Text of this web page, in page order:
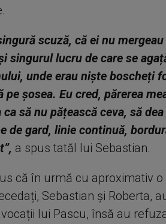
scuză, că ei nu
singurul lucru de care se
unde erau niște boscheți
pe șosea. Eu cred, părerea
să nu pățească ceva, să
de gard, linie continuă,
a spus tatăl lui Sebastian.
că în urmă cu aproximativ
Sebastian și Roberta,
lui Pascu, însă au